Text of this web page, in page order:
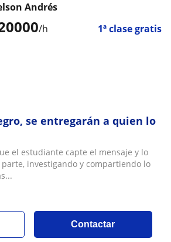
/h 1ª clase gratis
Andrés
se entregarán a quien lo
el estudiante capte el mensaje y lo
investigando y compartiendo lo
Contactar